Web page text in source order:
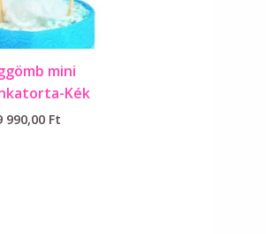
mini
Kék
990,00 Ft